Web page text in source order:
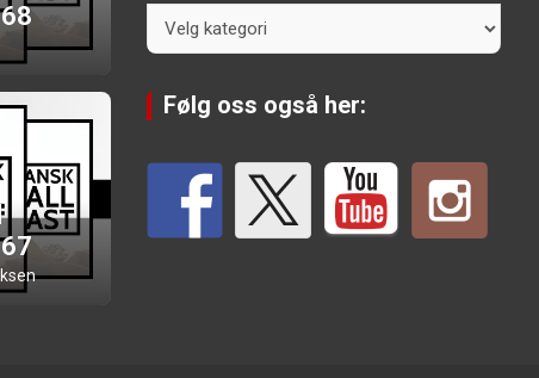
Følg oss også her: